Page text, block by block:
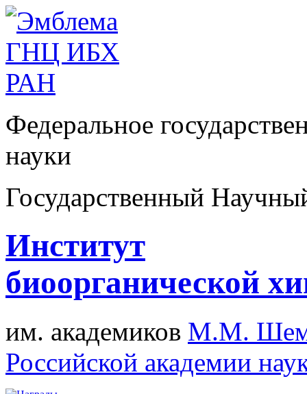
Федеральное
науки
Государственный
Институт
биоорганической
им. академиков М.М.
Российской академии